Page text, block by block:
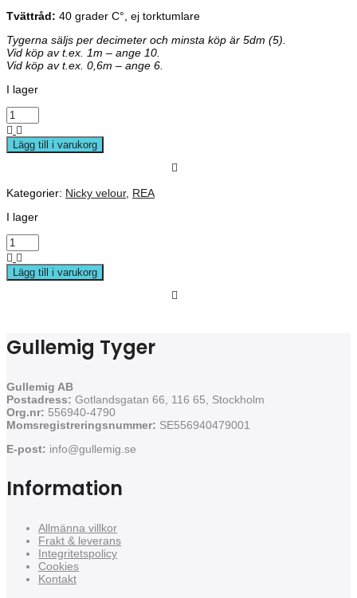
Tvättråd: 40 grader C°, ej torktumlare
Tygerna säljs per decimeter och minsta köp är 5dm (5).
Vid köp av t.ex. 1m – ange 10.
Vid köp av t.ex. 0,6m – ange 6.
I lager
Lägg till i varukorg
Kategorier: Nicky velour, REA
I lager
Lägg till i varukorg
Gullemig Tyger
Gullemig AB
Postadress: Gotlandsgatan 66, 116 65, Stockholm
Org.nr: 556940-4790
Momsregistreringsnummer: SE556940479001
E-post: info@gullemig.se
Information
Allmänna villkor
Frakt & leverans
Integritetspolicy
Cookies
Kontakt